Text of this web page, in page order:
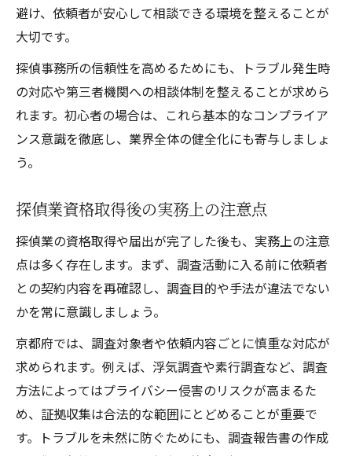
避け、依頼者が安心して相談できる環境を整えることが
大切です。
探偵事務所の信頼性を高めるためにも、トラブル発生時
の対応や第三者機関への相談体制を整えることが求めら
れます。初心者の場合は、これら基本的なコンプライア
ンス意識を徹底し、業界全体の健全化にも寄与しましょ
う。
探偵業資格取得後の実務上の注意点
探偵業の資格取得や届出が完了した後も、実務上の注意
点は多く存在します。まず、調査活動に入る前に依頼者
との契約内容を再確認し、調査目的や手法が違法でない
かを常に意識しましょう。
京都府では、調査対象者や依頼内容ごとに慎重な対応が
求められます。例えば、浮気調査や素行調査など、調査
方法によってはプライバシー侵害のリスクが高まるた
め、証拠収集は合法的な範囲にとどめることが重要で
す。トラブルを未然に防ぐためにも、調査報告書の作成